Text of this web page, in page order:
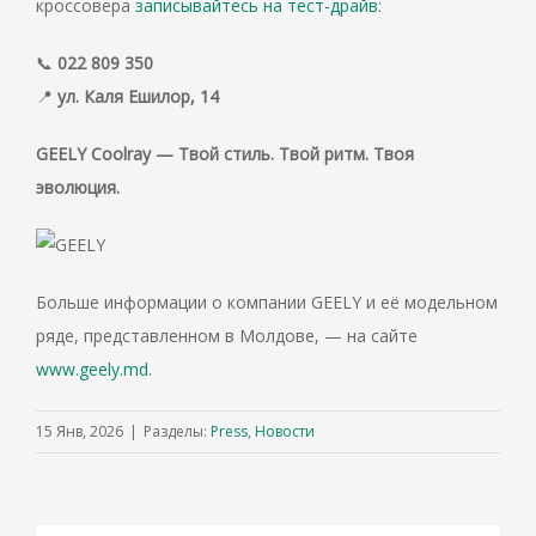
кроссовера записывайтесь на тест-драйв:
📞 022 809 350
📍 ул. Каля Ешилор, 14
GEELY Coolray — Твой стиль. Твой ритм. Твоя
эволюция.
Больше информации о компании GEELY и её модельном
ряде, представленном в Молдове, — на сайте
www.geely.md.
15 Янв, 2026 | Разделы: Press, Новости